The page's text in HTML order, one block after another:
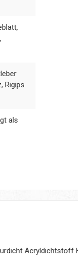
Rigips
als